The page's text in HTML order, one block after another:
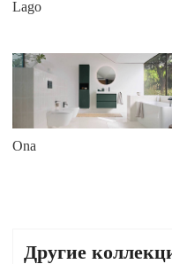
Lago
Ona
Другие